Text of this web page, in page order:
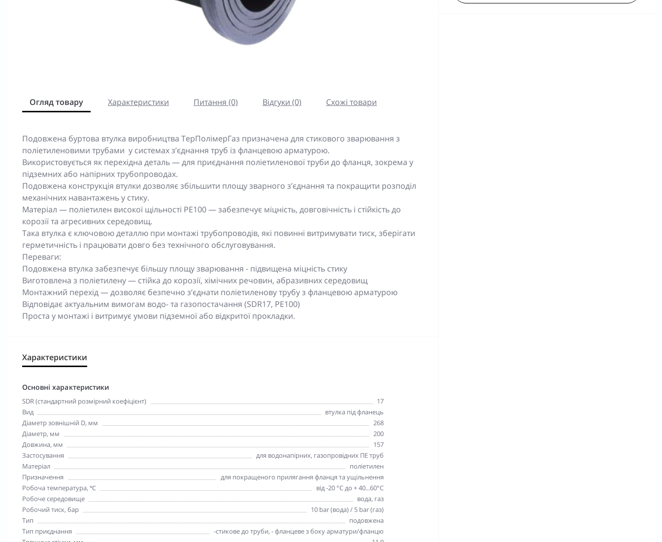
Огляд товару Характеристики Питання (0) Відгуки (0) Схожі товари
Подовжена буртова втулка виробництва ТерПолімерГаз призначена для стикового зварювання з
поліетиленовими трубами у системах з’єднання труб із фланцевою арматурою.
Використовується як перехідна деталь — для приєднання поліетиленової труби до фланця, зокрема у
підземних або напірних трубопроводах.
Подовжена конструкція втулки дозволяє збільшити площу зварного з’єднання та покращити розподіл
механічних навантажень у стику.
Матеріал — поліетилен високої щільності PE100 — забезпечує міцність, довговічність і стійкість до
корозії та агресивних середовищ.
Така втулка є ключовою деталлю при монтажі трубопроводів, які повинні витримувати тиск, зберігати
герметичність і працювати довго без технічного обслуговування.
Переваги:
Подовжена втулка забезпечує більшу площу зварювання - підвищена міцність стику
Виготовлена з поліетилену — стійка до корозії, хімічних речовин, абразивних середовищ
Монтажний перехід — дозволяє безпечно з’єднати поліетиленову трубу з фланцевою арматурою
Відповідає актуальним вимогам водо- та газопостачання (SDR17, PE100)
Проста у монтажі і витримує умови підземної або відкритої прокладки.
Характеристики
Основні характеристики
SDR (стандартний розмірний коефіцієнт)
17
Вид
втулка під фланець
Діаметр зовнішній D, мм
268
Діаметр, мм
200
Довжина, мм
157
Застосування
для водонапірних, газопровідних ПЕ труб
Матеріал
поліетилен
Призначення
для покращеного прилягання фланця та ущільнення
Робоча температура, ℃
від -20 °C до + 40...60°C
Робоче середовище
вода, газ
Робочий тиск, бар
10 bar (вода) / 5 bar (газ)
Тип
подовжена
Тип приєднання
-стикове до труби, - фланцеве з боку арматури/фланцю